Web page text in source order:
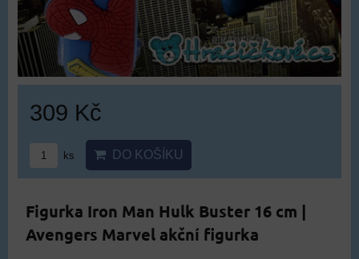
309 Kč
ks DO KOŠÍKU
Figurka Iron Man Hulk Buster 16 cm |
Avengers Marvel akční figurka